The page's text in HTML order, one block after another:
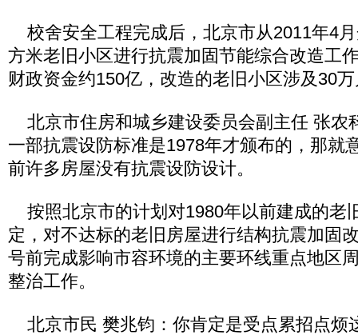
校舍安全工程完成后，北京市从2011年4
方米老旧小区进行抗震加固节能综合改造工
财政资金约150亿，改造的老旧小区涉及30
北京市住房和城乡建设委员会副主任 张农
一部抗震设防标准是1978年才颁布的，那就
前许多房屋没有抗震设防设计。
按照北京市的计划对1980年以前建成的老
定，对不达标的老旧房屋进行结构抗震加固
号前完成影响市容环境的主要环线重点地区
整治工作。
北京市民 樊兆钧：你肯定是受点累招点烦